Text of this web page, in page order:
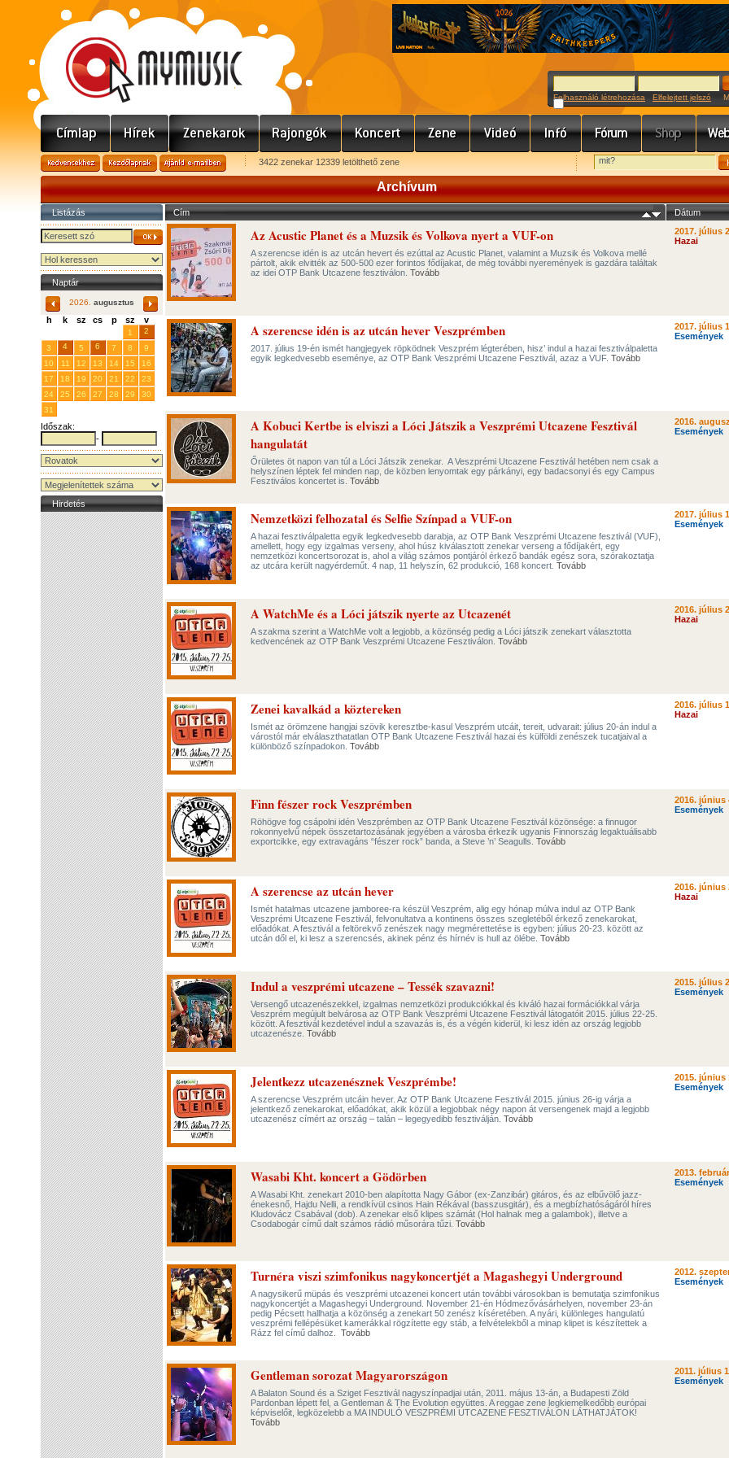
Felhasználó létrehozása Elfelejtett jelszó
3422 zenekar 12339 letölthető zene
Archívum
Listázás
Naptár
2026. augusztus
h k sz cs p sz v
1
2
3
4 5 6 7 8
9
10
11 12 13 14 15
16
17
18 19 20 21 22
23
24
25 26 27 28 29
30
31
Időszak:
-
Hirdetés
Cím Dátum
Az Acustic Planet és a Muzsik és Volkova nyert a VUF-on
A szerencse idén is az utcán hevert és ezúttal az Acustic Planet, valamint a Muzsik és Volkova mellé
pártolt, akik elvitték az 500-500 ezer forintos fődíjakat, de még további nyeremények is gazdára találtak
az idei OTP Bank Utcazene fesztiválon. Tovább
2017. július
Hazai
A szerencse idén is az utcán hever Veszprémben
2017. július 19-én ismét hangjegyek röpködnek Veszprém légterében, hisz’ indul a hazai fesztiválpaletta
egyik legkedvesebb eseménye, az OTP Bank Veszprémi Utcazene Fesztivál, azaz a VUF. Tovább
2017. július
Események
A Kobuci Kertbe is elviszi a Lóci Játszik a Veszprémi Utcazene Fesztivál
hangulatát
Őrületes öt napon van túl a Lóci Játszik zenekar. A Veszprémi Utcazene Fesztivál hetében nem csak a
helyszínen léptek fel minden nap, de közben lenyomtak egy párkányi, egy badacsonyi és egy Campus
Fesztiválos koncertet is. Tovább
2016.
Események
Nemzetközi felhozatal és Selfie Színpad a VUF-on
A hazai fesztiválpaletta egyik legkedvesebb darabja, az OTP Bank Veszprémi Utcazene fesztivál (VUF),
amellett, hogy egy izgalmas verseny, ahol húsz kiválasztott zenekar verseng a fődíjakért, egy
nemzetközi koncertsorozat is, ahol a világ számos pontjáról érkező bandák egész sora, szórakoztatja
az utcára került nagyérdeműt. 4 nap, 11 helyszín, 62 produkció, 168 koncert. Tovább
2017. július
Események
A WatchMe és a Lóci játszik nyerte az Utcazenét
A szakma szerint a WatchMe volt a legjobb, a közönség pedig a Lóci játszik zenekart választotta
kedvencének az OTP Bank Veszprémi Utcazene Fesztiválon. Tovább
2016. július
Hazai
Zenei kavalkád a köztereken
Ismét az örömzene hangjai szövik keresztbe-kasul Veszprém utcáit, tereit, udvarait: július 20-án indul a
várostól már elválaszthatatlan OTP Bank Utcazene Fesztivál hazai és külföldi zenészek tucatjaival a
különböző színpadokon. Tovább
2016. július
Hazai
Finn fészer rock Veszprémben
Röhögve fog csápolni idén Veszprémben az OTP Bank Utcazene Fesztivál közönsége: a finnugor
rokonnyelvű népek összetartozásának jegyében a városba érkezik ugyanis Finnország legaktuálisabb
exportcikke, egy extravagáns “fészer rock” banda, a Steve ’n’ Seagulls. Tovább
2016. június
Események
A szerencse az utcán hever
Ismét hatalmas utcazene jamboree-ra készül Veszprém, alig egy hónap múlva indul az OTP Bank
Veszprémi Utcazene Fesztivál, felvonultatva a kontinens összes szegletéből érkező zenekarokat,
előadókat. A fesztivál a feltörekvő zenészek nagy megmérettetése is egyben: július 20-23. között az
utcán dől el, ki lesz a szerencsés, akinek pénz és hírnév is hull az ölébe. Tovább
2016. június
Hazai
Indul a veszprémi utcazene – Tessék szavazni!
Versengő utcazenészekkel, izgalmas nemzetközi produkciókkal és kiváló hazai formációkkal várja
Veszprém megújult belvárosa az OTP Bank Veszprémi Utcazene Fesztivál látogatóit 2015. július 22-25.
között. A fesztivál kezdetével indul a szavazás is, és a végén kiderül, ki lesz idén az ország legjobb
utcazenésze. Tovább
2015. július
Események
Jelentkezz utcazenésznek Veszprémbe!
A szerencse Veszprém utcáin hever. Az OTP Bank Utcazene Fesztivál 2015. június 26-ig várja a
jelentkező zenekarokat, előadókat, akik közül a legjobbak négy napon át versengenek majd a legjobb
utcazenész címért az ország – talán – legegyedibb fesztiválján. Tovább
2015. június
Események
Wasabi Kht. koncert a Gödörben
A Wasabi Kht. zenekart 2010-ben alapította Nagy Gábor (ex-Zanzibár) gitáros, és az elbűvölő jazz-
énekesnő, Hajdu Nelli, a rendkívül csinos Hain Rékával (basszusgitár), és a megbízhatóságáról híres
Kludovácz Csabával (dob). A zenekar első klipes számát (Hol halnak meg a galambok), illetve a
Csodabogár című dalt számos rádió műsorára tűzi. Tovább
2013.
Események
Turnéra viszi szimfonikus nagykoncertjét a Magashegyi Underground
A nagysikerű müpás és veszprémi utcazenei koncert után további városokban is bemutatja szimfonikus
nagykoncertjét a Magashegyi Underground. November 21-én Hódmezővásárhelyen, november 23-án
pedig Pécsett hallhatja a közönség a zenekart 50 zenész kíséretében. A nyári, különleges hangulatú
veszprémi fellépésüket kamerákkal rögzítette egy stáb, a felvételekből a minap klipet is készítettek a
Rázz fel című dalhoz. Tovább
2012.
Események
Gentleman sorozat Magyarországon
A Balaton Sound és a Sziget Fesztivál nagyszínpadjai után, 2011. május 13-án, a Budapesti Zöld
Pardonban lépett fel, a Gentleman & The Evolution együttes. A reggae zene legkiemelkedőbb európai
képviselőit, legközelebb a MA INDULÓ VESZPRÉMI UTCAZENE FESZTIVÁLON LÁTHATJÁTOK!
Tovább
2011. július
Események